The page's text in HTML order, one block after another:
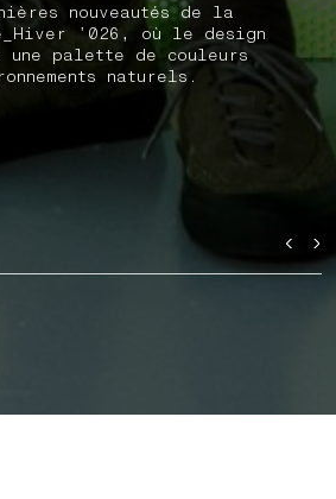
nouveautés de la
’026, où le design
une palette de couleurs
naturels.